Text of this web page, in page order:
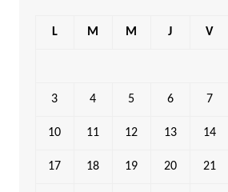
L M M J V
3 4 5 6 7
10 11 12 13 14
17 18 19 20 21